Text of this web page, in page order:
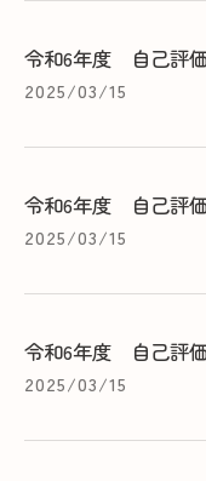
令和6年度 自己評
2025/03/15
令和6年度 自己評
2025/03/15
令和6年度 自己評
2025/03/15